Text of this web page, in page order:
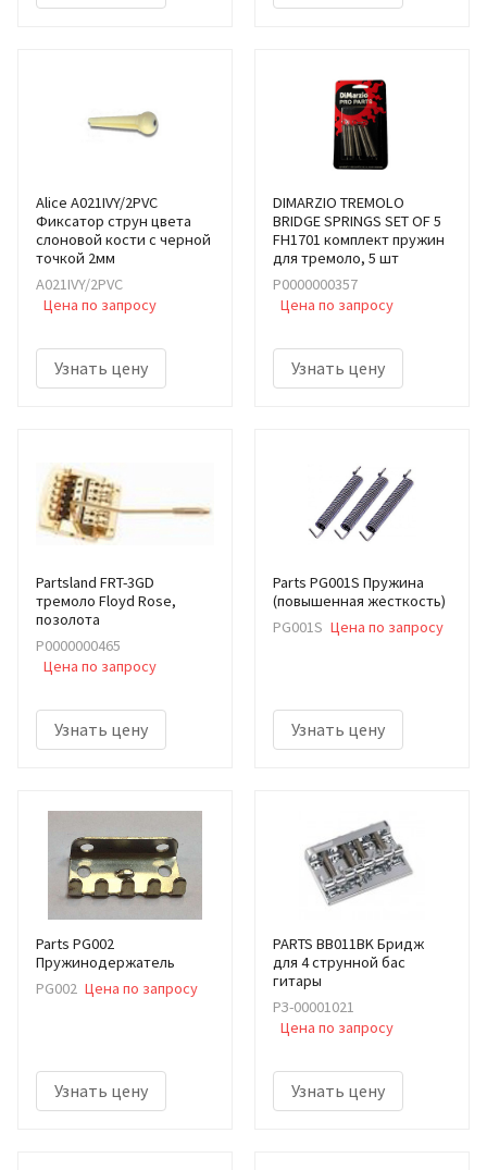
Alice A021IVY/2PVC
Фиксатор струн цвета
слоновой кости с черной
точкой 2мм
A021IVY/2PVC
Цена по запросу
Узнать цену
DIMARZIO TREMOLO
BRIDGE SPRINGS SET OF 5
FH1701 комплект пружин
для тремоло, 5 шт
Р0000000357
Цена по запросу
Узнать цену
Partsland FRT-3GD
тремоло Floyd Rose,
позолота
Р0000000465
Цена по запросу
Узнать цену
Parts PG001S Пружина
(повышенная жесткость)
PG001S Цена по запросу
Узнать цену
Parts PG002
Пружинодержатель
PG002 Цена по запросу
Узнать цену
PARTS BB011BK Бридж
для 4 струнной бас
гитары
РЗ-00001021
Цена по запросу
Узнать цену